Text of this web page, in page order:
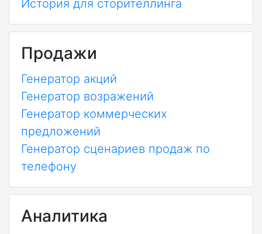
История для сторителлинга
Продажи
Генератор акций
Генератор возражений
Генератор коммерческих
предложений
Генератор сценариев продаж по
телефону
Аналитика